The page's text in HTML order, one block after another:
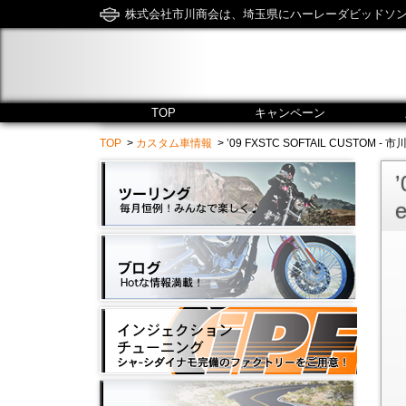
株式会社市川商会は、埼玉県にハーレーダビッドソ
TOP キャンペーン
TOP > カスタム車情報 > ’09 FXSTC SOFTAIL CUSTOM - 市